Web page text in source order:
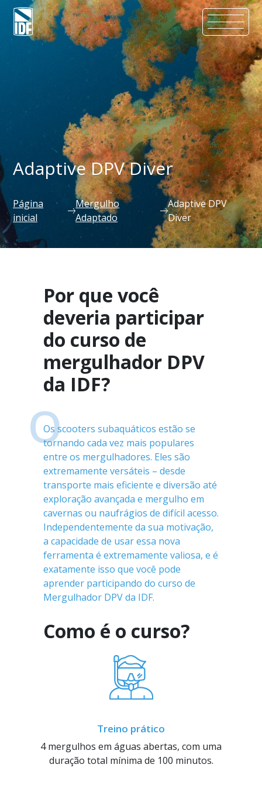
Adaptive DPV Diver
Página
inicial
Mergulho
Adaptado
Adaptive DPV
Diver
Por que você
deveria participar
do curso de
mergulhador DPV
da IDF?
O
Os scooters subaquáticos estão se
tornando cada vez mais populares
entre os mergulhadores. Eles são
extremamente versáteis – desde
transporte mais eficiente e diversão até
exploração avançada e mergulho em
cavernas ou naufrágios de difícil acesso.
Independentemente da sua motivação,
a capacidade de usar essa nova
ferramenta é extremamente valiosa, e é
exatamente isso que você pode
aprender participando do curso de
Mergulhador DPV da IDF.
Como é o curso?
Treino prático
4 mergulhos em águas abertas, com uma
duração total mínima de 100 minutos.